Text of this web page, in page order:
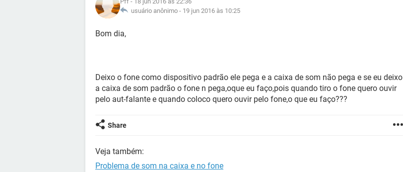
usuário anônimo - 19 jun 2016 às 10:25
Bom dia,
Deixo o fone como dispositivo padrão ele pega e a caixa de som não pega e se eu deixo
a caixa de som padrão o fone n pega,oque eu faço,pois quando tiro o fone quero ouvir
pelo aut-falante e quando coloco quero ouvir pelo fone,o que eu faço???
Share
Veja também:
Problema de som na caixa e no fone